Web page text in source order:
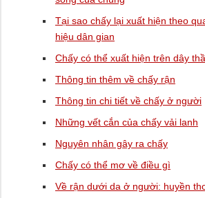
Tại sao chấy lại xuất hiện theo
hiệu dân gian
Chấy có thể xuất hiện trên dây
Thông tin thêm về chấy rận
Thông tin chi tiết về chấy ở người
Những vết cắn của chấy vải lanh
Nguyên nhân gây ra chấy
Chấy có thể mơ về điều gì
Về rận dưới da ở người: huyền